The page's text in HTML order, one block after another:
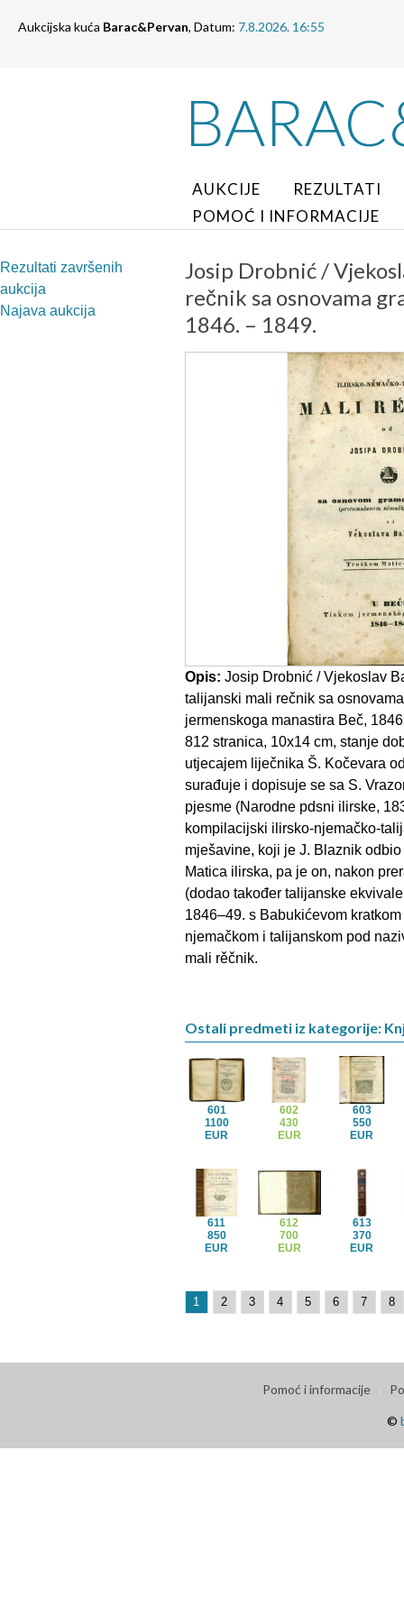
Aukcijska kuća Barac&Pervan, Datum: 7.8.2026. 16:55
AUKCIJE
REZULTATI
POMOĆ I INFORMACIJE
Rezultati završenih
aukcija
Najava aukcija
Josip Drobnić /
rečnik sa osnovama
1846. – 1849.
Opis: Josip Drobnić / Vjekoslav
talijanski mali rečnik sa
jermenskoga manastira Beč,
812 stranica, 10x14 cm, stanje
utjecajem liječnika Š. Kočevara
surađuje i dopisuje se sa S.
pjesme (Narodne pdsni ilirske,
kompilacijski ilirsko-njemačko-
mješavine, koji je J. Blaznik
Matica ilirska, pa je on, nakon
(dodao također talijanske
1846–49. s Babukićevom
njemačkom i talijanskom pod
mali rěčnik.
Ostali predmeti iz kategorije:
601
1100
EUR
602
430
EUR
603
550
EUR
611
850
EUR
612
700
EUR
613
370
EUR
1 2 3 4 5 6 7 8
Pomoć i informacije
©